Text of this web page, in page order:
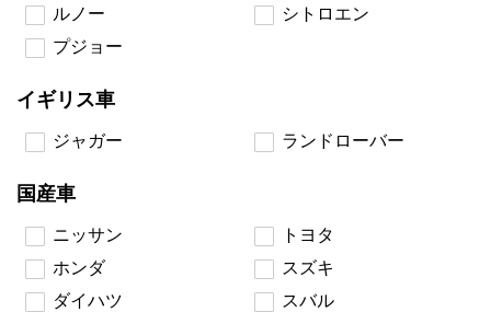
ルノー
シトロエン
プジョー
イギリス車
ジャガー ランドローバー
国産車
ニッサン
トヨタ
ホンダ
スズキ
ダイハツ
スバル